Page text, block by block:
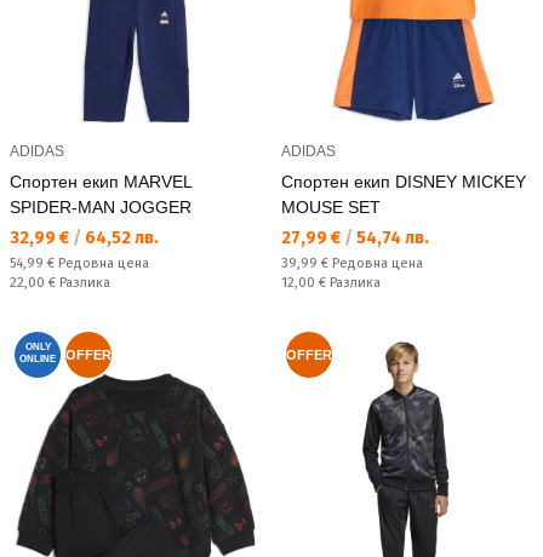
ADIDAS
Спортен екип MARVEL
SPIDER-MAN JOGGER
Текуща цена:
32,99 € / 64,52 лв.
Редовна цена:
54,99 € Редовна цена
Спестявате:
22,00 € Разлика
ADIDAS
Спортен екип DISNEY MICKEY
MOUSE SET
Текуща цена:
27,99 € / 54,74 лв.
Редовна цена:
39,99 € Редовна цена
Спестявате:
12,00 € Разлика
ONLY
ONLINE
OFFER OFFER